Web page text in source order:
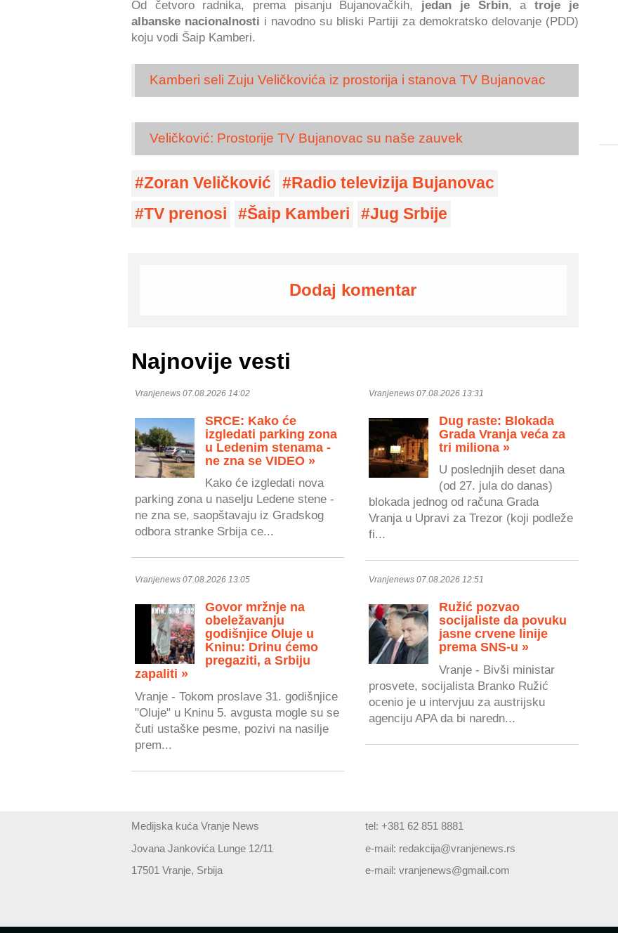
Od četvoro radnika, prema pisanju Bujanovačkih, jedan je Srbin, a troje je
albanske nacionalnosti i navodno su bliski Partiji za demokratsko delovanje (PDD)
koju vodi Šaip Kamberi.
Kamberi seli Zuju Veličkovića iz prostorija i stanova TV Bujanovac
Veličković: Prostorije TV Bujanovac su naše zauvek
Zoran Veličković
Radio televizija Bujanovac
TV prenosi
Šaip Kamberi Jug Srbije
Dodaj komentar
Najnovije vesti
Vranjenews 07.08.2026 14:02
SRCE: Kako će
izgledati parking zona
u Ledenim stenama -
ne zna se VIDEO »
Kako će izgledati nova
parking zona u naselju Ledene stene -
ne zna se, saopštavaju iz Gradskog
odbora stranke Srbija ce...
Vranjenews 07.08.2026 13:31
Dug raste: Blokada
Grada Vranja veća za
tri miliona »
U poslednjih deset dana
(od 27. jula do danas)
blokada jednog od računa Grada
Vranja u Upravi za Trezor (koji podleže
fi...
Vranjenews 07.08.2026 13:05
Govor mržnje na
obeležavanju
godišnjice Oluje u
Kninu: Drinu ćemo
pregaziti, a Srbiju
zapaliti »
Vranje - Tokom proslave 31. godišnjice
"Oluje" u Kninu 5. avgusta mogle su se
čuti ustaške pesme, pozivi na nasilje
prem...
Vranjenews 07.08.2026 12:51
Ružić pozvao
socijaliste da povuku
jasne crvene linije
prema SNS-u »
Vranje - Bivši ministar
prosvete, socijalista Branko Ružić
ocenio je u intervjuu za austrijsku
agenciju APA da bi naredn...
Medijska kuća Vranje News
Jovana Jankovića Lunge 12/11
17501 Vranje, Srbija
tel: +381 62 851 8881
e-mail: redakcija@vranjenews.rs
e-mail:vranjenews@gmail.com